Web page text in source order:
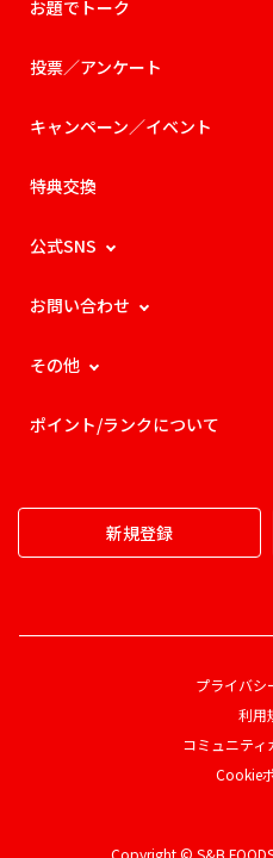
お題でトーク
投票／アンケート
キャンペーン／イベント
特典交換
公式SNS
お問い合わせ
その他
ポイント/ランクについて
新規登録
プライバシ
利用
コミュニティ
Cookie
Copyright © S&B